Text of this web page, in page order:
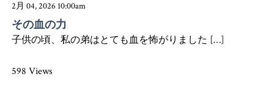
2月 04, 2026 10:00am
その血の力
子供の頃、私の弟はとても血を怖がりました […]
598 Views